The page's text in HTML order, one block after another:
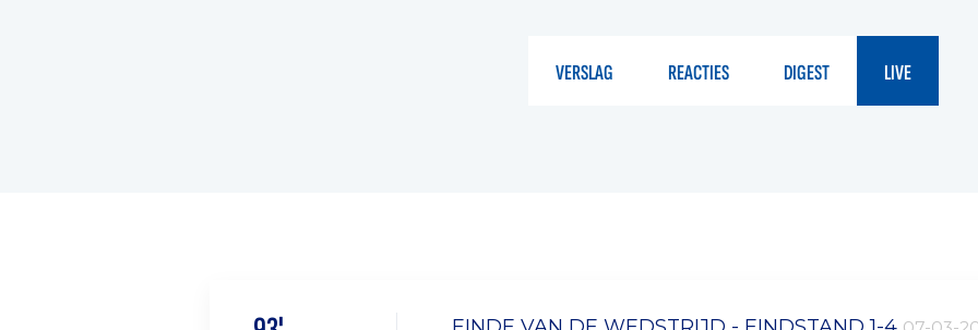
VERSLAG REACTIES DIGEST LIVE